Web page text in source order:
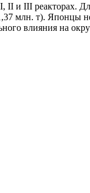
и III реакторах.
млн. т). Японцы
влияния на